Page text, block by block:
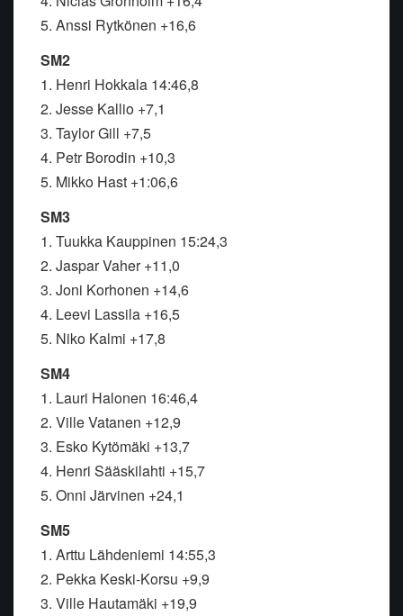
5. Anssi Rytkönen +16,6
SM2
1. Henri Hokkala 14:46,8
2. Jesse Kallio +7,1
3. Taylor Gill +7,5
4. Petr Borodin +10,3
5. Mikko Hast +1:06,6
SM3
1. Tuukka Kauppinen 15:24,3
2. Jaspar Vaher +11,0
3. Joni Korhonen +14,6
4. Leevi Lassila +16,5
5. Niko Kalmi +17,8
SM4
1. Lauri Halonen 16:46,4
2. Ville Vatanen +12,9
3. Esko Kytömäki +13,7
4. Henri Sääskilahti +15,7
5. Onni Järvinen +24,1
SM5
1. Arttu Lähdeniemi 14:55,3
2. Pekka Keski-Korsu +9,9
3. Ville Hautamäki +19,9